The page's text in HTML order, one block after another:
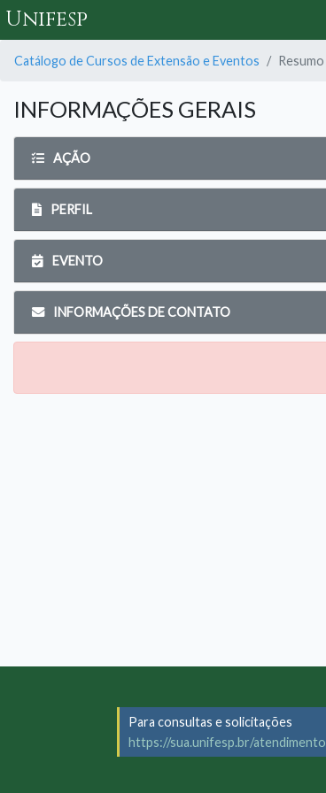
Unifesp
Catálogo de Cursos de Extensão e Eventos Resumo
INFORMAÇÕES GERAIS
AÇÃO
PERFIL
EVENTO
INFORMAÇÕES DE CONTATO
Para consultas e solicitações
https://sua.unifesp.br/atendimento